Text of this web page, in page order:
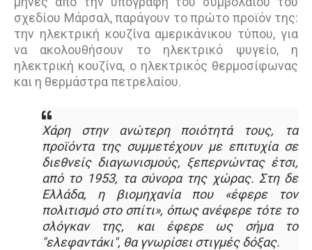
σχεδίου Μάρσαλ, παράγουν το πρώτο προϊόν της:
την ηλεκτρική κουζίνα αμερικάνικου τύπου, για
να ακολουθήσουν το ηλεκτρικό ψυγείο, η
ηλεκτρική κουζίνα, ο ηλεκτρικός θερμοσίφωνας
και η θερμάστρα πετρελαίου.
Χάρη στην ανώτερη ποιότητά τους, τα
προϊόντα της συμμετέχουν με επιτυχία σε
διεθνείς διαγωνισμούς, ξεπερνώντας έτσι,
από το 1953, τα σύνορα της χώρας. Στη δε
Ελλάδα, η βιομηχανία που «έφερε τον
πολιτισμό στο σπίτι», όπως ανέφερε τότε το
σλόγκαν της, και έφερε ως σήμα το
"ελεφαντάκι", θα γνωρίσει στιγμές δόξας.